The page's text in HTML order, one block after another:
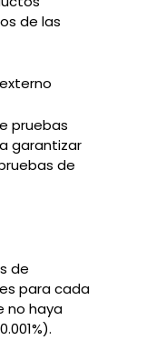
de las
pruebas
garantizar
de
de
para cada
no haya